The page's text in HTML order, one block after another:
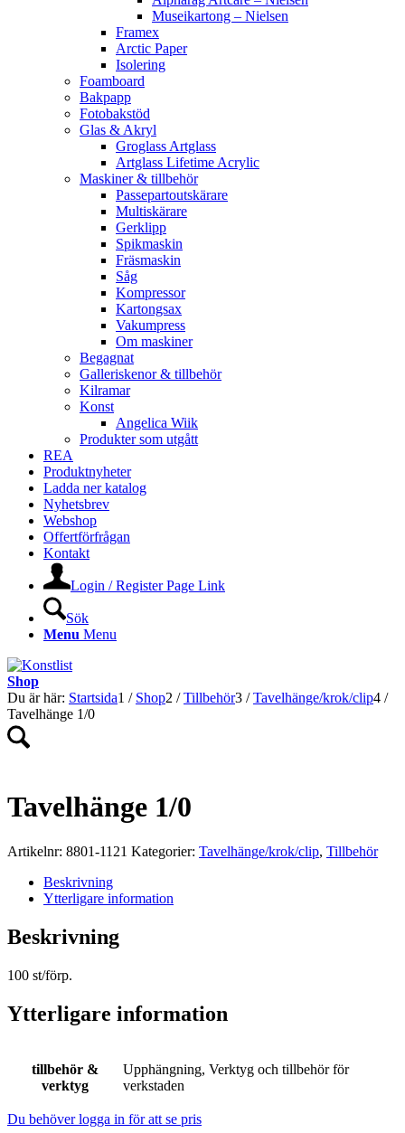
Museikartong – Nielsen
Framex
Arctic Paper
Isolering
Foamboard
Bakpapp
Fotobakstöd
Glas & Akryl
Groglass Artglass
Artglass Lifetime Acrylic
Maskiner & tillbehör
Passepartoutskärare
Multiskärare
Gerklipp
Spikmaskin
Fräsmaskin
Såg
Kompressor
Kartongsax
Vakumpress
Om maskiner
Begagnat
Galleriskenor & tillbehör
Kilramar
Konst
Angelica Wiik
Produkter som utgått
REA
Produktnyheter
Ladda ner katalog
Nyhetsbrev
Webshop
Offertförfrågan
Kontakt
Login / Register Page Link
Sök
Menu Menu
Shop
Du är här: Startsida1 / Shop2 / Tillbehör3 / Tavelhänge/krok/clip4 /
Tavelhänge 1/0
Tavelhänge 1/0
Artikelnr: 8801-1121 Kategorier: Tavelhänge/krok/clip, Tillbehör
Beskrivning
Ytterligare information
Beskrivning
100 st/förp.
Ytterligare information
tillbehör &
verktyg
Upphängning, Verktyg och tillbehör för
verkstaden
Du behöver logga in för att se pris